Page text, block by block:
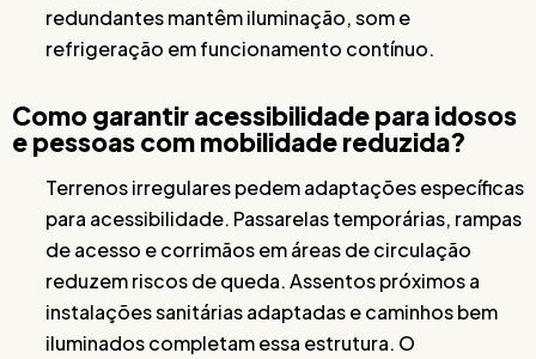
redundantes mantêm iluminação, som e
refrigeração em funcionamento contínuo.
Como garantir acessibilidade para idosos
e pessoas com mobilidade reduzida?
Terrenos irregulares pedem adaptações específicas
para acessibilidade. Passarelas temporárias, rampas
de acesso e corrimãos em áreas de circulação
reduzem riscos de queda. Assentos próximos a
instalações sanitárias adaptadas e caminhos bem
iluminados completam essa estrutura. O